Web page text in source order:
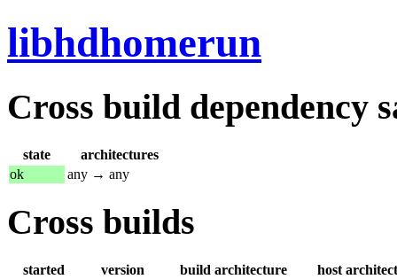
libhdhomerun
Cross build dependency
state
architectures
ok
any → any
Cross builds
started version build architecture
host